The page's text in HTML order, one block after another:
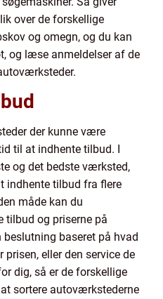
over de forskellige
og omegn, og du kan
og læse anmeldelser af de
der kunne være
til at indhente tilbud. I
og det bedste værksted,
indhente tilbud fra flere
måde kan du
tilbud og priserne på
baseret på hvad
eller den service de
dig, så er de forskellige
sortere autoværkstederne